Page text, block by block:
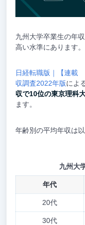
九州大学卒業生の年
高い水準にあります。
日経転職版｜【連載
収調査2022年版によ
収で10位の東京理科
ます。
年齢別の平均年収は
九州大
年代
20代
30代